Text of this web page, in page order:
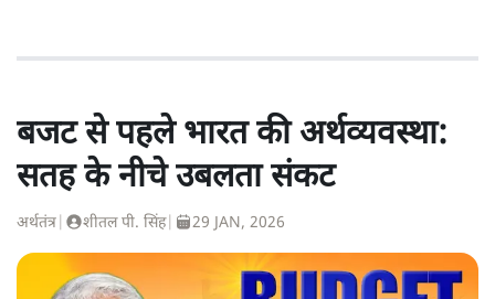
बजट से पहले भारत की अर्थव्यवस्था:
सतह के नीचे उबलता संकट
अर्थतंत्र शीतल पी. सिंह| 29 JAN, 2026